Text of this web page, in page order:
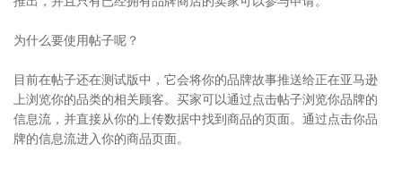
为什么要使用帖子呢？
目前在帖子还在测试版中，它会将你的品牌故事推送给正在亚马逊
上浏览你的品类的相关顾客。买家可以通过点击帖子浏览你品牌的
信息流，并直接从你的上传数据中找到商品的页面。通过点击你品
牌的信息流进入你的商品页面。